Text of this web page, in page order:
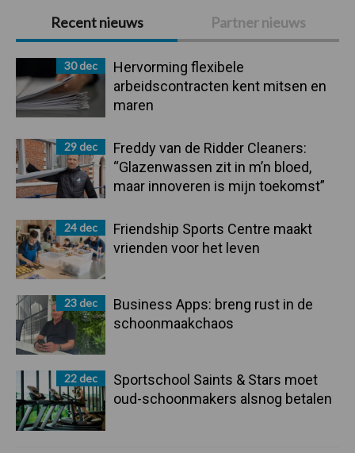
Primaire
Sidebar
Recent nieuws Partner nieuws
30 dec
Hervorming flexibele
arbeidscontracten kent mitsen en
maren
29 dec
Freddy van de Ridder Cleaners:
“Glazenwassen zit in m’n bloed,
maar innoveren is mijn toekomst”
24 dec
Friendship Sports Centre maakt
vrienden voor het leven
23 dec
Business Apps: breng rust in de
schoonmaakchaos
22 dec
Sportschool Saints & Stars moet
oud-schoonmakers alsnog betalen